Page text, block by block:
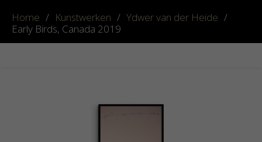
Home / Kunstwerken / Ydwer van der Heide /
Early Birds, Canada 2019